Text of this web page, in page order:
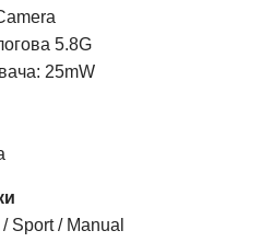
5.8G
25mW
Sport / Manual